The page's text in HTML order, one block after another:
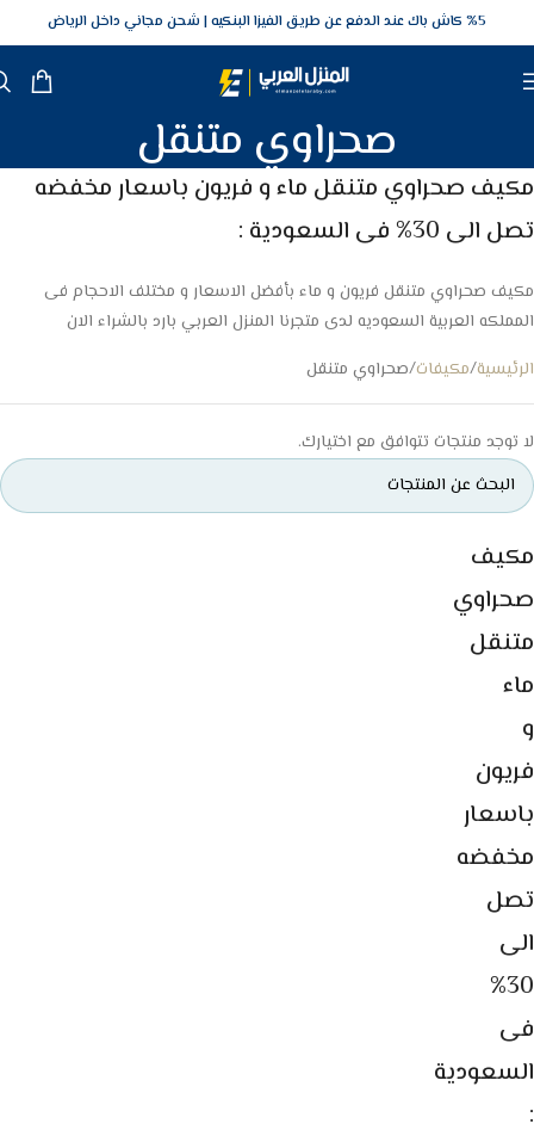
5‎% كاش باك عند الدفع عن طريق الفيزا البنكيه شحن مجاني داخل الرياض
صحراوي متنقل
مكيف صحراوي متنقل ماء و فريون باسعار مخفضه
تصل الى 30% فى السعودية :
مكيف صحراوي متنقل فريون و ماء بأفضل الاسعار و مختلف الاحجام فى
المملكه العربية السعوديه لدى متجرنا المنزل العربي بارد بالشراء الان
الرئيسية مكيفات صحراوي متنقل
لا توجد منتجات تتوافق مع اختيارك.
مكيف
صحراوي
متنقل
ماء
و
فريون
باسعار
مخفضه
تصل
الى
30%
فى
السعودية
: